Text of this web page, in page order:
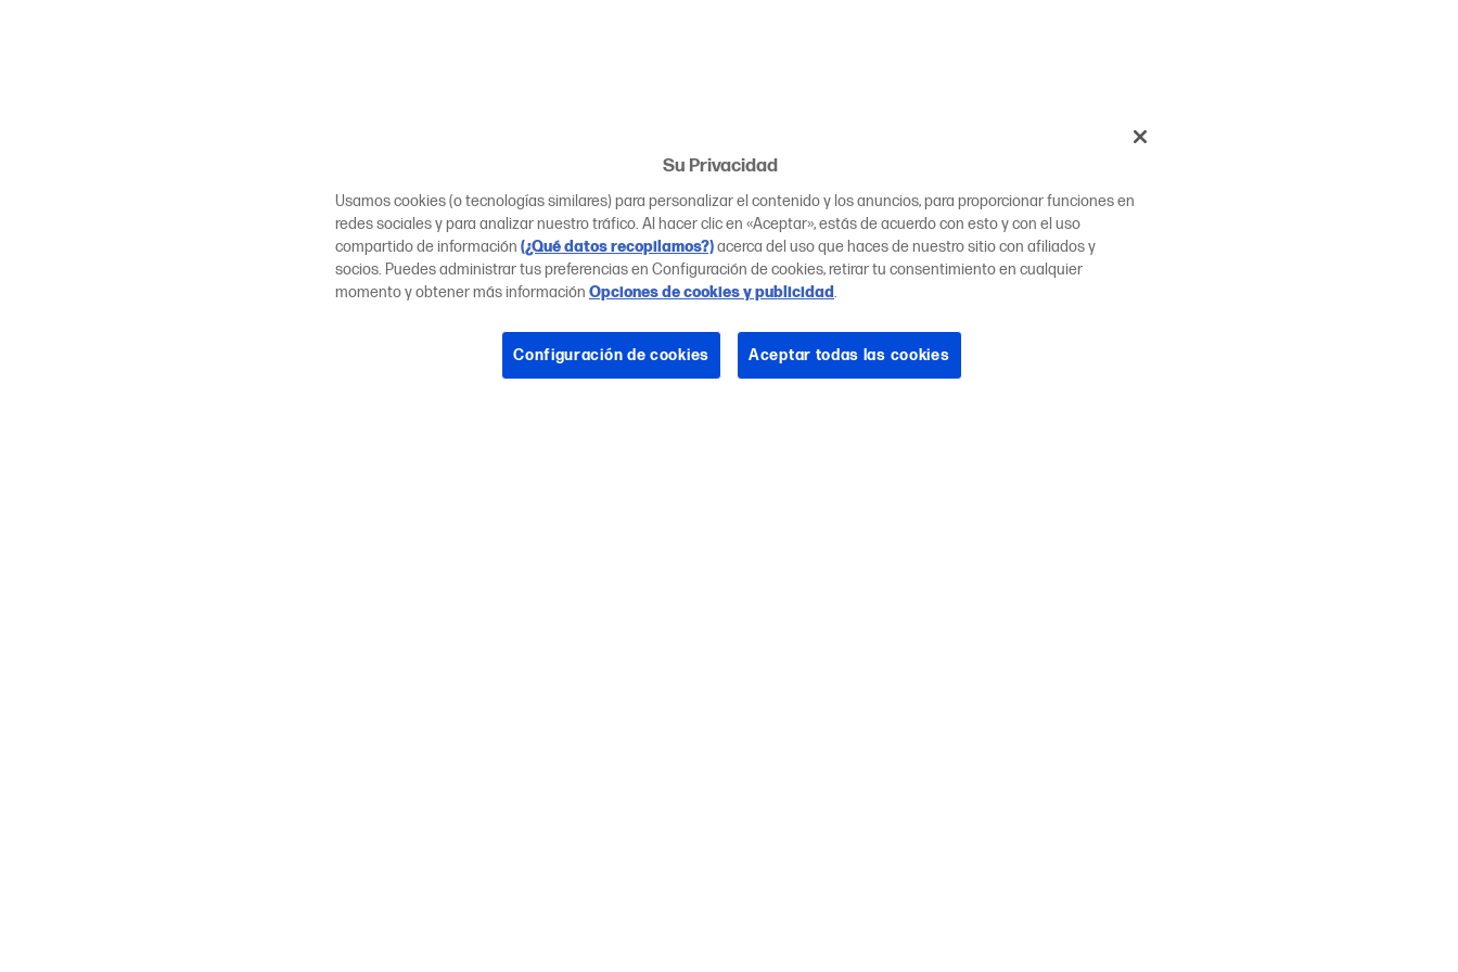
Su Privacidad
Usamos cookies (o tecnologías similares) para personalizar el contenido y los anuncios, para proporcionar funciones en
redes sociales y para analizar nuestro tráfico. Al hacer clic en «Aceptar», estás de acuerdo con esto y con el uso
compartido de información (¿Qué datos recopilamos?)acerca del uso que haces de nuestro sitio con afiliados y
socios. Puedes administrar tus preferencias en Configuración de cookies, retirar tu consentimiento en cualquier
momento y obtener más información Opciones de cookies y publicidad.
Configuración de cookies Aceptar todas las cookies